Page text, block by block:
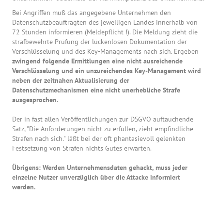
Bei Angriffen muß das angegebene Unternehmen den
Datenschutzbeauftragten des jeweiligen Landes innerhalb von
72 Stunden informieren (Meldepflicht !). Die Meldung zieht die
strafbewehrte Prüfung der lückenlosen Dokumentation der
Verschlüsselung und des Key-Managements nach sich. Ergeben
zwingend folgende Ermittlungen eine nicht ausreichende
Verschlüsselung und ein unzureichendes Key-Management wird
neben der zeitnahen Aktualisierung der
Datenschutzmechanismen eine nicht unerhebliche Strafe
ausgesprochen.
Der in fast allen Veröffentlichungen zur DSGVO auftauchende
Satz, "Die Anforderungen nicht zu erfüllen, zieht empfindliche
Strafen nach sich." läßt bei der oft phantasievoll gelenkten
Festsetzung von Strafen nichts Gutes erwarten.
Übrigens: Werden Unternehmensdaten gehackt, muss jeder
einzelne Nutzer unverzüglich über die Attacke informiert
werden.